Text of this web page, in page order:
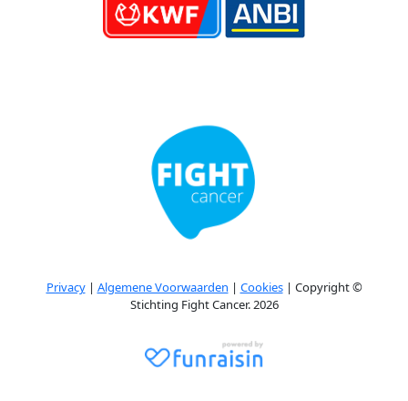
Privacy| Algemene Voorwaarden | Cookies| Copyright ©
Stichting Fight Cancer. 2026